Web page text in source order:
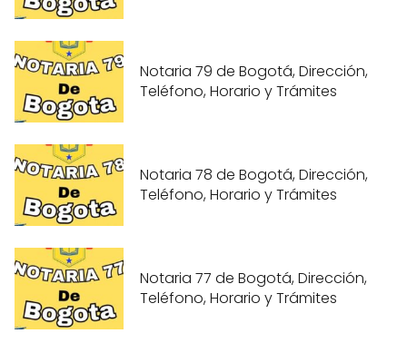
Notaria 79 de Bogotá, Dirección,
Teléfono, Horario y Trámites
Notaria 78 de Bogotá, Dirección,
Teléfono, Horario y Trámites
Notaria 77 de Bogotá, Dirección,
Teléfono, Horario y Trámites